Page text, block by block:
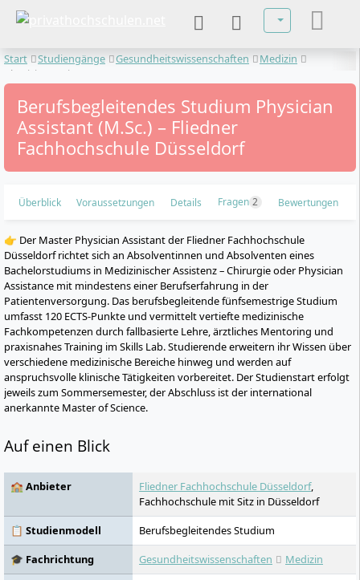
Sprache
Start Studiengänge Gesundheitswissenschaften
Medizin
Physician Assistant
Berufsbegleitendes Studium Physician
Assistant (M.Sc.) – Fliedner
Fachhochschule Düsseldorf
Überblick Voraussetzungen Details Fragen 2 Bewertungen
👉 Der Master Physician Assistant der Fliedner Fachhochschule
Düsseldorf richtet sich an Absolventinnen und Absolventen eines
Bachelorstudiums in Medizinischer Assistenz – Chirurgie oder Physician
Assistance mit mindestens einer Berufserfahrung in der
Patientenversorgung. Das berufsbegleitende fünfsemestrige Studium
umfasst 120 ECTS-Punkte und vermittelt vertiefte medizinische
Fachkompetenzen durch fallbasierte Lehre, ärztliches Mentoring und
praxisnahes Training im Skills Lab. Studierende erweitern ihr Wissen über
verschiedene medizinische Bereiche hinweg und werden auf
anspruchsvolle klinische Tätigkeiten vorbereitet. Der Studienstart erfolgt
jeweils zum Sommersemester, der Abschluss ist der international
anerkannte Master of Science.
Auf einen Blick
🏫 Anbieter Fliedner Fachhochschule Düsseldorf,
Fachhochschule mit Sitz in Düsseldorf
📋 Studienmodell
Berufsbegleitendes Studium
🎓 Fachrichtung
Gesundheitswissenschaften
Medizin